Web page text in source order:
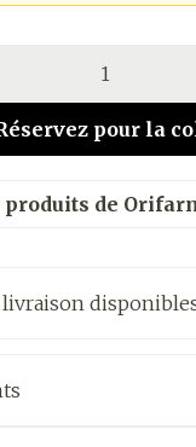
pour la
produits de